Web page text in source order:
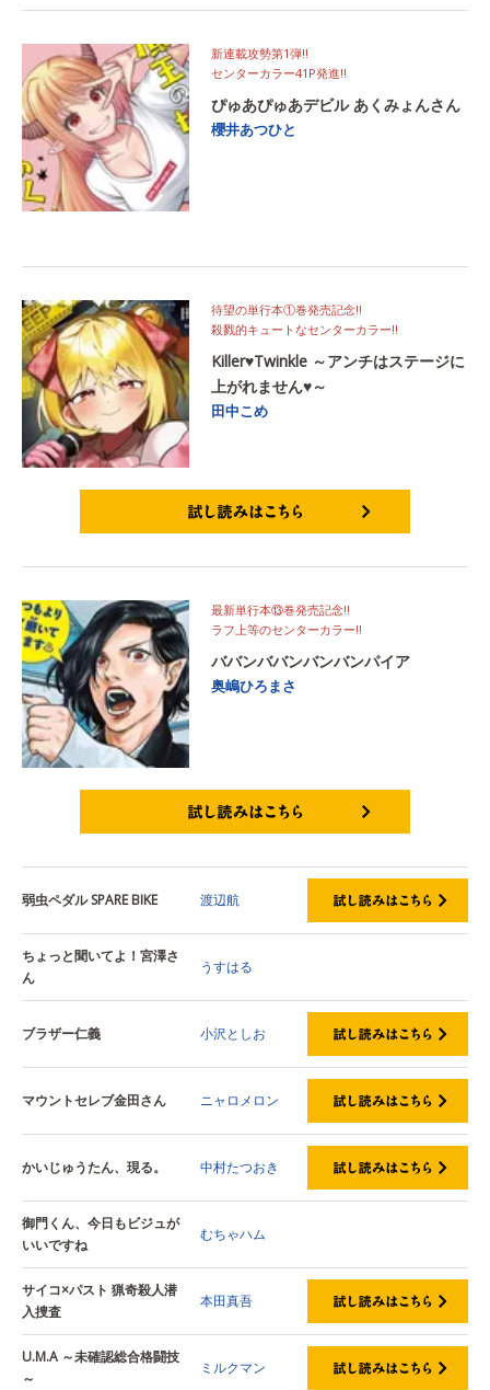
新連載攻勢第1弾!!
センターカラー41P発進!!
ぴゅあぴゅあデビル あくみょんさん
櫻井あつひと
待望の単行本①巻発売記念!!
殺戮的キュートなセンターカラー!!
Killer♥Twinkle ～アンチはステージに
上がれません♥～
田中こめ
最新単行本⑬巻発売記念!!
ラフ上等のセンターカラー!!
ババンババンバンバンパイア
奥嶋ひろまさ
弱虫ペダル SPARE BIKE 渡辺航
ちょっと聞いてよ！宮澤さ
ん
うすはる
ブラザー仁義 小沢としお
マウントセレブ金田さん ニャロメロン
かいじゅうたん、現る。 中村たつおき
御門くん、今日もビジュが
いいですね
むちゃハム
サイコ×パスト 猟奇殺人潜
入捜査
本田真吾
U.M.A ～未確認総合格闘技
～
ミルクマン